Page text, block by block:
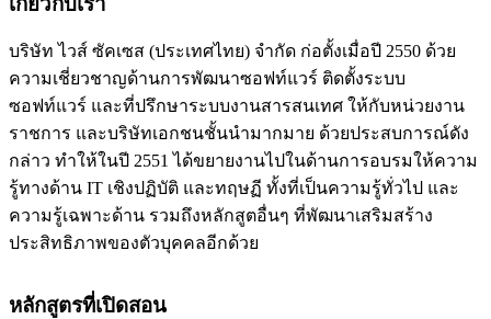
บริษัท ไวส์ ซัคเซส (ประเทศไทย) จำกัด ก่อตั้งเมื่อปี 2550 ด้วย
ความเชี่ยวชาญด้านการพัฒนาซอฟท์แวร์ ติดตั้งระบบ
ซอฟท์แวร์ และที่ปรึกษาระบบงานสารสนเทศ ให้กับหน่วยงาน
ราชการ และบริษัทเอกชนชั้นนำมากมาย ด้วยประสบการณ์ดัง
กล่าว ทำให้ในปี 2551 ได้ขยายงานไปในด้านการอบรมให้ความ
รู้ทางด้าน IT เชิงปฏิบัติ และทฤษฏี ทั้งที่เป็นความรู้ทั่วไป และ
ความรู้เฉพาะด้าน รวมถึงหลักสูตอื่นๆ ที่พัฒนาเสริมสร้าง
ประสิทธิภาพของตัวบุคคลอีกด้วย
หลักสูตรที่เปิดสอน